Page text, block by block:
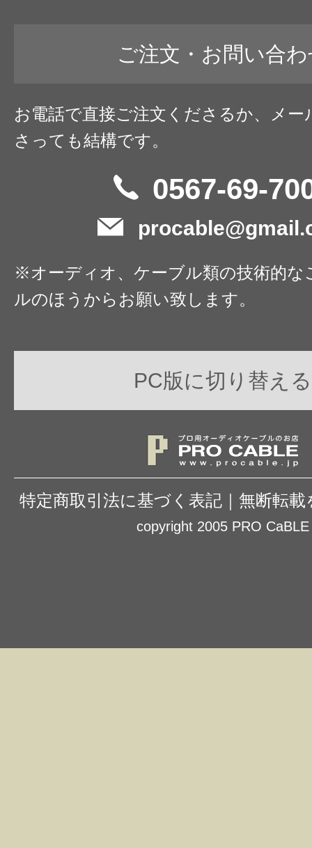
ご注文・お問い合
お電話で直接ご注文くださるか、メー
さっても結構です。
0567-69-
※オーディオ、ケーブル類の技術的な
ルのほうからお願い致します。
PC版に切り替える
特定商取引法に基づく表記 ｜ 無断転載
copyright 2005 PRO CaBLE